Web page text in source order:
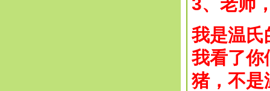
我是温氏
我看了你
猪，不是